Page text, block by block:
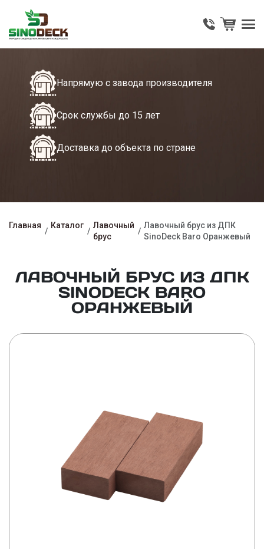
Напрямую с завода производителя
Срок службы до 15 лет
Доставка до объекта по стране
Главная Каталог
Лавочный
брус
Лавочный брус из ДПК
SinoDeck Baro Оранжевый
ЛАВОЧНЫЙ БРУС ИЗ ДПК
SINODECK BARO
ОРАНЖЕВЫЙ